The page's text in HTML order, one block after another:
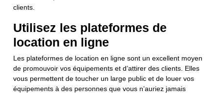
clients.
Utilisez les plateformes de
location en ligne
Les plateformes de location en ligne sont un excellent moyen
de promouvoir vos équipements et d’attirer des clients. Elles
vous permettent de toucher un large public et de louer vos
équipements à des personnes que vous n’auriez jamais